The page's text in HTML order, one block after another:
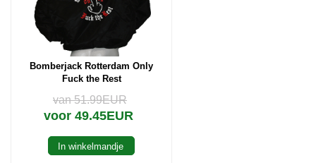
Bomberjack Rotterdam Only
Fuck the Rest
van 51.99EUR
voor 49.45EUR
In winkelmandje